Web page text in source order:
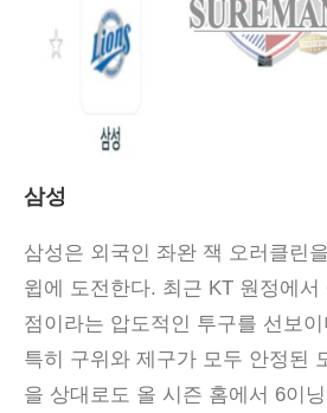
삼성
삼성은 외국인 좌완 잭 오러클린
윕에 도전한다. 최근 KT 원정에서
점이라는 압도적인 투구를 선보
특히 구위와 제구가 모두 안정된
을 상대로도 올 시즌 홈에서 6이